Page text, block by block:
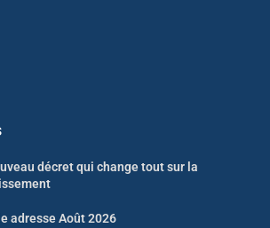
décret qui change tout sur la
adresse Août 2026